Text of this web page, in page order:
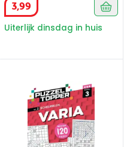
3,99
Uiterlijk dinsdag in huis